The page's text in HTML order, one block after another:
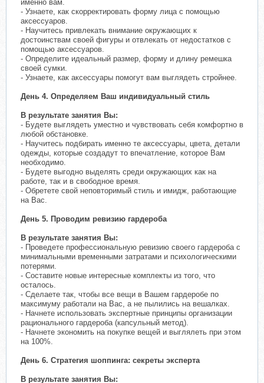
именно вам.
- Узнаете, как скорректировать форму лица с помощью
аксессуаров.
- Научитесь привлекать внимание окружающих к
достоинствам своей фигуры и отвлекать от недостатков с
помощью аксессуаров.
- Определите идеальный размер, форму и длину ремешка
своей сумки.
- Узнаете, как аксессуары помогут вам выглядеть стройнее.
День 4. Определяем Ваш индивидуальный стиль
В результате занятия Вы:
- Будете выглядеть уместно и чувствовать себя комфортно в
любой обстановке.
- Научитесь подбирать именно те аксессуары, цвета, детали
одежды, которые создадут то впечатление, которое Вам
необходимо.
- Будете выгодно выделять среди окружающих как на
работе, так и в свободное время.
- Обретете свой неповторимый стиль и имидж, работающие
на Вас.
День 5. Проводим ревизию гардероба
В результате занятия Вы:
- Проведете профессиональную ревизию своего гардероба с
минимальными временными затратами и психологическими
потерями.
- Составите новые интересные комплекты из того, что
осталось.
- Сделаете так, чтобы все вещи в Вашем гардеробе по
максимуму работали на Вас, а не пылились на вешалках.
- Начнете использовать экспертные принципы организации
рационального гардероба (капсульный метод).
- Начнете экономить на покупке вещей и выглялеть при этом
на 100%.
День 6. Стратегия шоппинга: секреты эксперта
В результате занятия Вы: